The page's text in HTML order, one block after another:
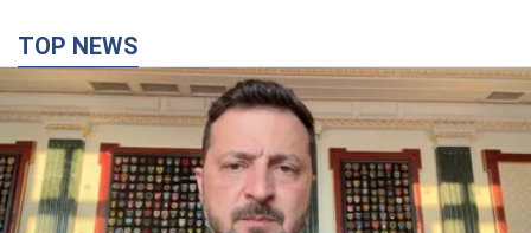
TOP NEWS